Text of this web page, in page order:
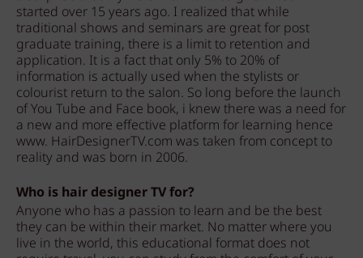
started over 15 years ago. I realized that while
traditional shows and seminars are great for post
graduate training, there is a limit to retention and
application. It is a fact that only 5% to 20% of
information is actually used when the stylists or
colourist return to the salon. So long before the launch
of You Tube and Face book, i knew there was a need for
a new and more effective platform for learning hence
www. HairDesignerTV.com was taken from concept to
reality and was born in 2006.
Who is hair designer TV for?
Anyone who has a passion to learn and be the best
they can be within their market. No matter where you
live in the world, this educational format does not